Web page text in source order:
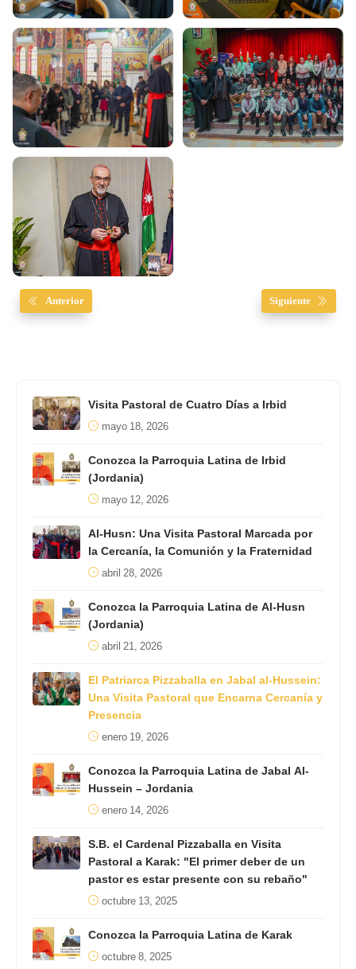
Anterior Siguiente
Visita Pastoral de Cuatro Días a Irbid
mayo 18, 2026
Conozca la Parroquia Latina de Irbid
(Jordania)
mayo 12, 2026
Al-Husn: Una Visita Pastoral Marcada por
la Cercanía, la Comunión y la Fraternidad
abril 28, 2026
Conozca la Parroquia Latina de Al-Husn
(Jordania)
abril 21, 2026
El Patriarca Pizzaballa en Jabal al-Hussein:
Una Visita Pastoral que Encarna Cercanía y
Presencia
enero 19, 2026
Conozca la Parroquia Latina de Jabal Al-
Hussein – Jordania
enero 14, 2026
S.B. el Cardenal Pizzaballa en Visita
Pastoral a Karak: "El primer deber de un
pastor es estar presente con su rebaño"
octubre 13, 2025
Conozca la Parroquia Latina de Karak
octubre 8, 2025